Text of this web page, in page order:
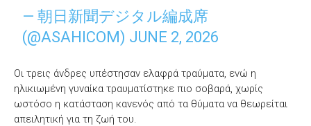
— 朝日新聞デジタル編成席
(@ASAHICOM) JUNE 2, 2026
Οι τρεις άνδρες υπέστησαν ελαφρά τραύματα, ενώ η
ηλικιωμένη γυναίκα τραυματίστηκε πιο σοβαρά, χωρίς
ωστόσο η κατάσταση κανενός από τα θύματα να θεωρείται
απειλητική για τη ζωή του.